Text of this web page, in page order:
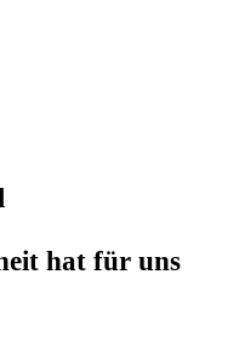
hat für uns